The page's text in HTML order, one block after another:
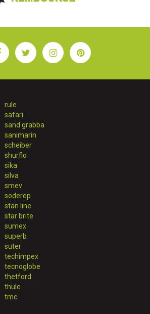
FacebookTwitterInstagramPinterest
rule
safari
sand grabba
sanimarin
scheiber
shurflo
sika
silva
smev
soderep
stan line
star brite
sumex
superb
suter
techimpex
tecnoglobe
thetford
thule
tmc